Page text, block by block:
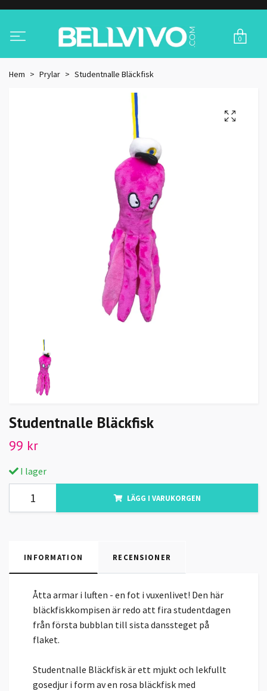
0
Hem Prylar Studentnalle Bläckfisk
Studentnalle Bläckfisk
99 kr
I lager
LÄGG I VARUKORGEN
INFORMATION RECENSIONER
Åtta armar i luften - en fot i vuxenlivet! Den här
bläckfiskkompisen är redo att fira studentdagen
från första bubblan till sista danssteget på
flaket.
Studentnalle Bläckfisk är ett mjukt och lekfullt
gosedjur i form av en rosa bläckfisk med